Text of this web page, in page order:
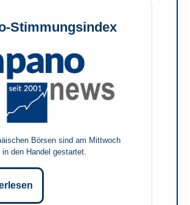
Stimmungsindex
Börsen sind am Mittwoch
in den Handel gestartet.